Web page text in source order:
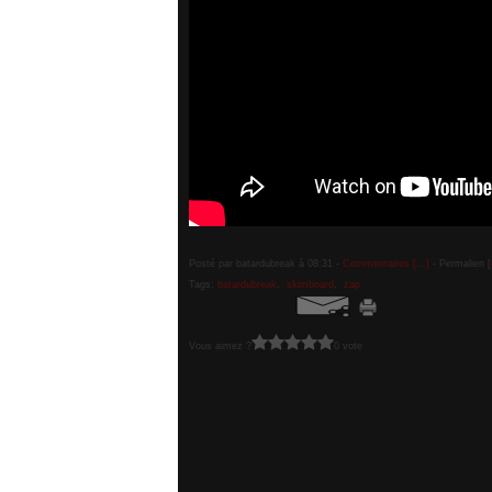
Posté par batardubreak à 08:31 - Commentaires [ …] - Permalien [
Tags:
batardubreak skimboard zap
Vous aimez ? 0 vote